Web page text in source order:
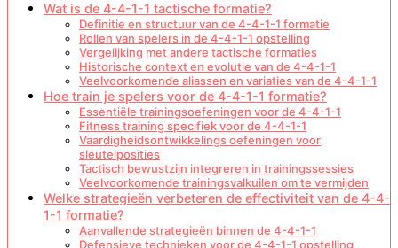
Wat is de 4-4-1-1 tactische formatie?
Definitie en structuur van de 4-4-1-1 formatie
Rollen van spelers in de 4-4-1-1 opstelling
Vergelijking met andere tactische formaties
Historische context en evolutie van de 4-4-1-1
Veelvoorkomende aliassen en variaties van de 4-4-1-1
Hoe train je spelers voor de 4-4-1-1 formatie?
Essentiële trainingsoefeningen voor de 4-4-1-1
Fitness training specifiek voor de 4-4-1-1
Vaardigheidsontwikkelings oefeningen voor
sleutelposities
Tactisch bewustzijn integreren in trainingssessies
Veelvoorkomende trainingsvalkuilen om te vermijden
Welke strategieën verbeteren de effectiviteit van de 4-4-
1-1 formatie?
Aanvallende strategieën binnen de 4-4-1-1
Defensieve technieken voor de 4-4-1-1 opstelling